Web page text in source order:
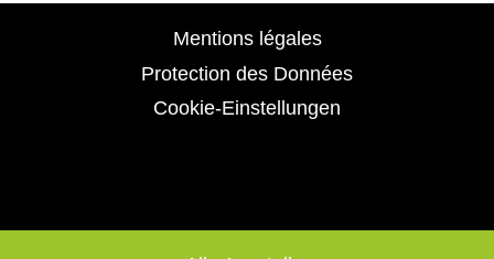
Mentions légales
Protection des Données
Cookie-Einstellungen